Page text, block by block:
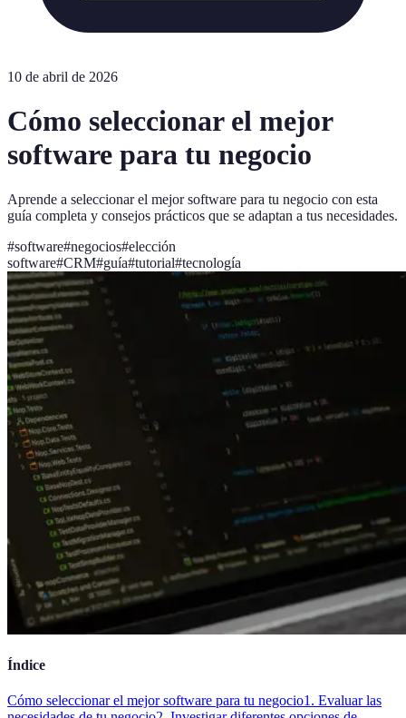
10 de abril de 2026
Cómo seleccionar el mejor
software para tu negocio
Aprende a seleccionar el mejor software para tu negocio con esta
guía completa y consejos prácticos que se adaptan a tus necesidades.
#software#negocios#elección
software#CRM#guía#tutorial#tecnología
Índice
Cómo seleccionar el mejor software para tu negocio1. Evaluar las